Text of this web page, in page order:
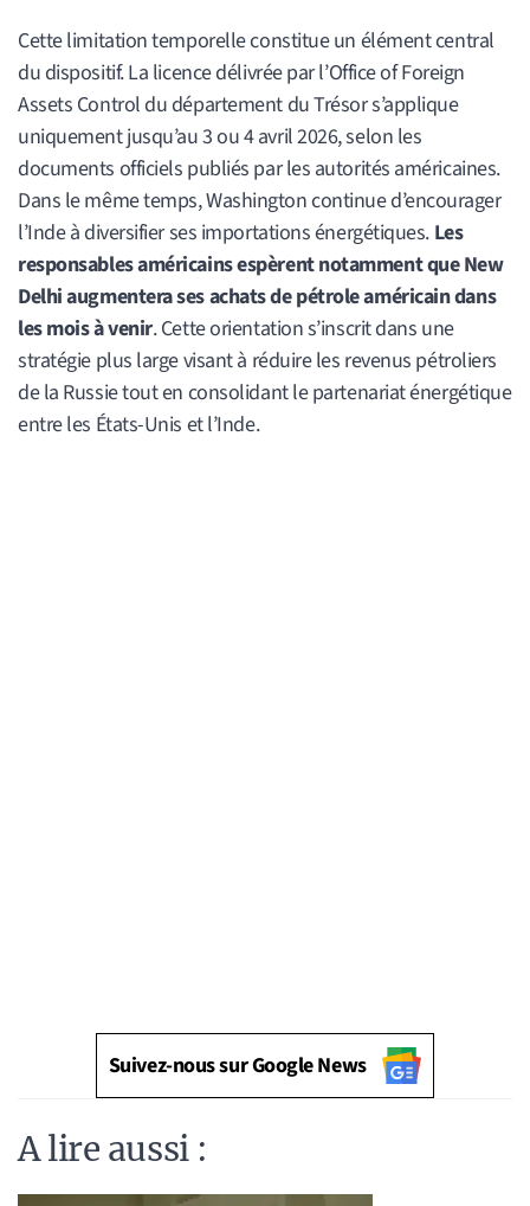
Cette limitation temporelle constitue un élément central
du dispositif. La licence délivrée par l’Office of Foreign
Assets Control du département du Trésor s’applique
uniquement jusqu’au 3 ou 4 avril 2026, selon les
documents officiels publiés par les autorités américaines.
Dans le même temps, Washington continue d’encourager
l’Inde à diversifier ses importations énergétiques. Les
responsables américains espèrent notamment que New
Delhi augmentera ses achats de pétrole américain dans
les mois à venir. Cette orientation s’inscrit dans une
stratégie plus large visant à réduire les revenus pétroliers
de la Russie tout en consolidant le partenariat énergétique
entre les États-Unis et l’Inde.
Suivez-nous sur Google News
A lire aussi :